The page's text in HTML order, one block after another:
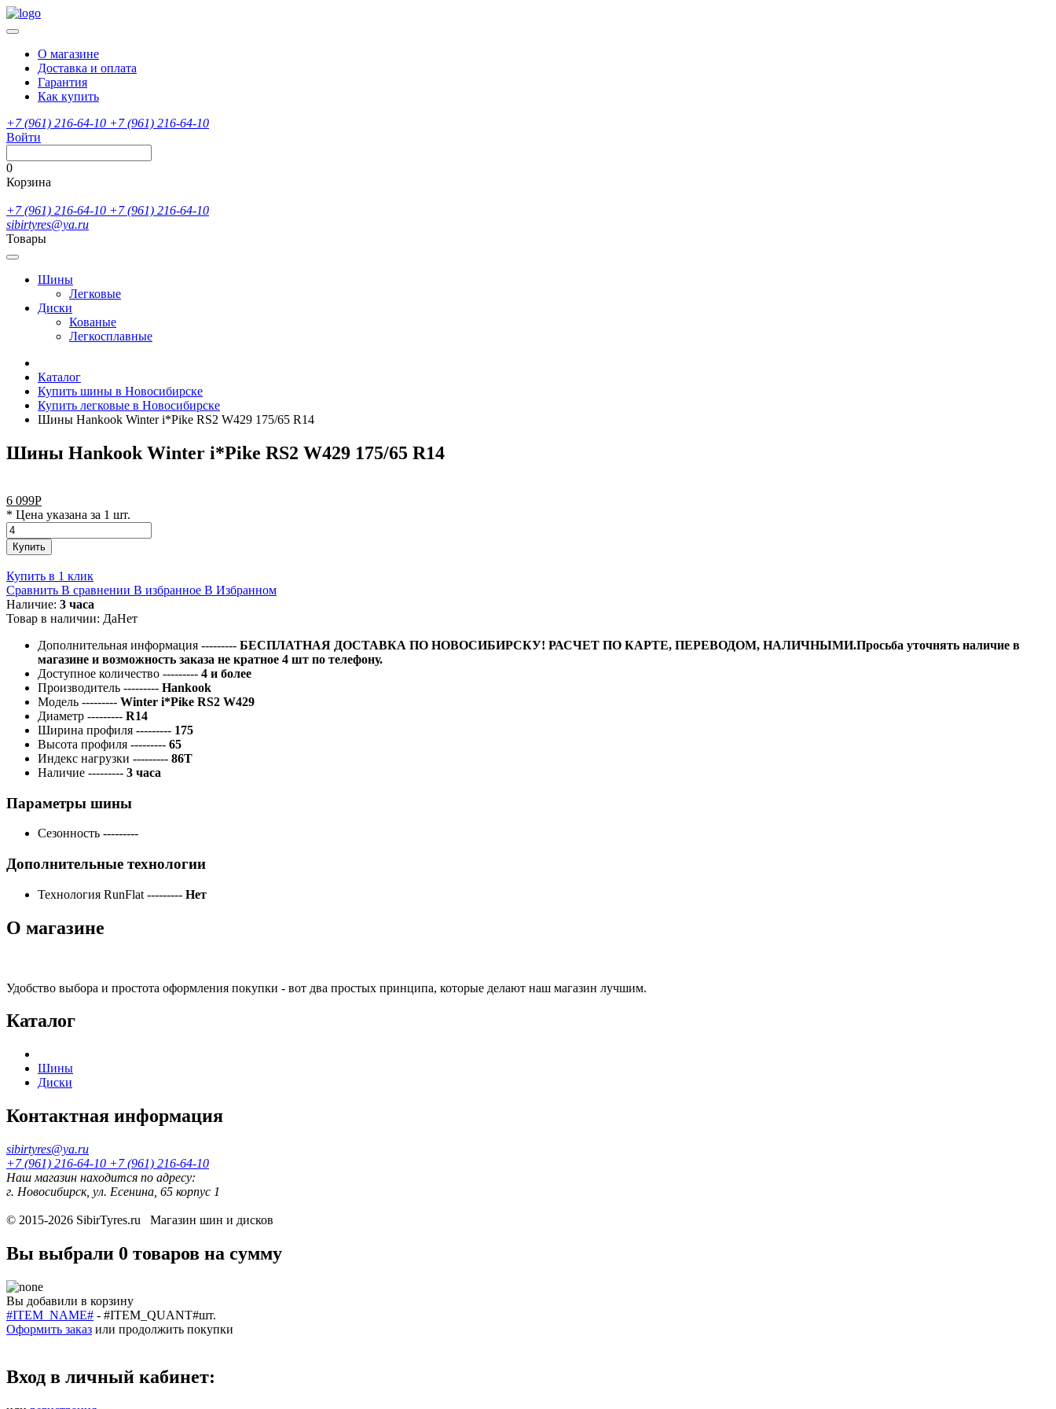
О магазине
Доставка и оплата
Гарантия
Как купить
+7 (961) 216-64-10 +7 (961) 216-64-10
Войти
0
Корзина
+7 (961) 216-64-10 +7 (961) 216-64-10
sibirtyres@ya.ru
Товары
Шины
Легковые
Диски
Кованые
Легкосплавные
Каталог
Купить шины в Новосибирске
Купить легковые в Новосибирске
Шины Hankook Winter i*Pike RS2 W429 175/65 R14
Шины Hankook Winter i*Pike RS2 W429 175/65 R14
6 099Р
* Цена указана за 1 шт.
Купить
Купить в 1 клик
Сравнить В сравнении В избранное В Избранном
Наличие: 3 часа
Товар в наличии: ДаНет
Дополнительная информация --------- БЕСПЛАТНАЯ ДОСТАВКА ПО НОВОСИБИРСКУ! РАСЧЕТ ПО КАРТЕ, ПЕРЕВОДОМ, НАЛИЧНЫМИ.Просьба уточнять наличие в
магазине и возможность заказа не кратное 4 шт по телефону.
Доступное количество --------- 4 и более
Производитель --------- Hankook
Модель --------- Winter i*Pike RS2 W429
Диаметр --------- R14
Ширина профиля --------- 175
Высота профиля --------- 65
Индекс нагрузки --------- 86T
Наличие --------- 3 часа
Параметры шины
Сезонность ---------
Дополнительные технологии
Технология RunFlat --------- Нет
О магазине
Удобство выбора и простота оформления покупки - вот два простых принципа, которые делают наш магазин лучшим.
Каталог
Шины
Диски
Контактная информация
sibirtyres@ya.ru
+7 (961) 216-64-10 +7 (961) 216-64-10
Наш магазин находится по адресу:
г. Новосибирск, ул. Есенина, 65 корпус 1
© 2015-2026 SibirTyres.ru Магазин шин и дисков
Вы выбрали 0 товаров на сумму
Вы добавили в корзину
#ITEM_NAME# - #ITEM_QUANT#шт.
Оформить заказ или продолжить покупки
Вход в личный кабинет: